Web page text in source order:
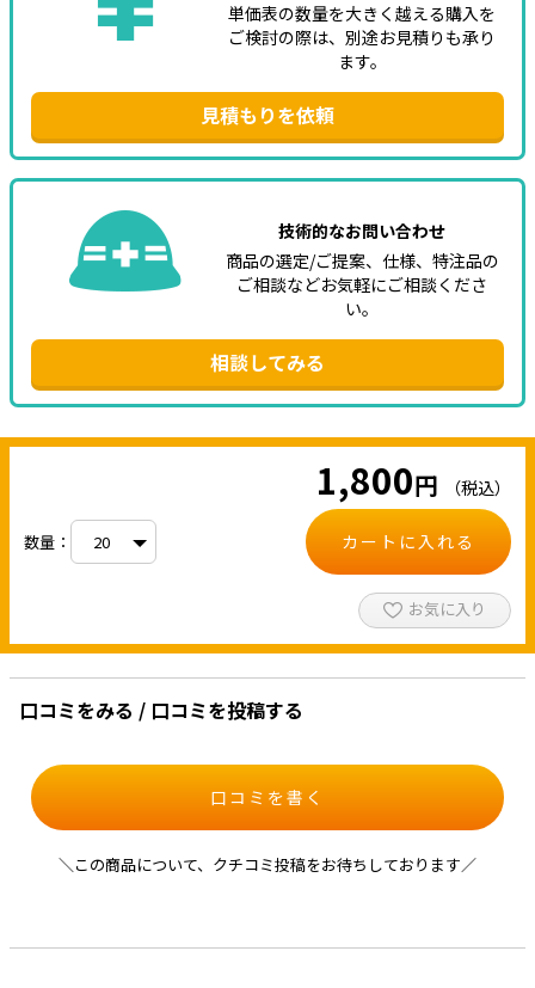
単価表の数量を大きく越える購入を
ご検討の際は、別途お見積りも承り
ます。
見積もりを依頼
技術的なお問い合わせ
商品の選定/ご提案、仕様、特注品の
ご相談などお気軽にご相談くださ
い。
相談してみる
1,800円 （税込）
数量： カートに入れる
お気に入り
口コミをみる / 口コミを投稿する
口コミを書く
＼この商品について、クチコミ投稿をお待ちしております／